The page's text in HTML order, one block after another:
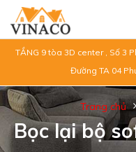
TẦNG 9 tòa 3D center , Số 3
Đường TA 04
Trang chủ
Bọc lại bộ